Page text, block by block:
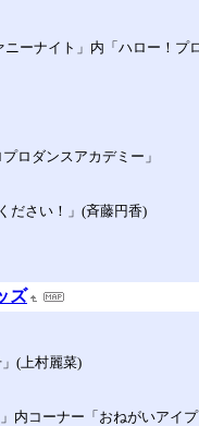
ーナイト」内「ハロー！プ
ロダンスアカデミー」
ださい！」(斉藤円香)
ズ
(上村麗菜)
内コーナー「おねがいアイ